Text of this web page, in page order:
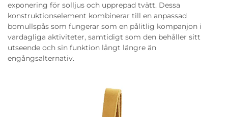
exponering för solljus och upprepad tvätt. Dessa
konstruktionselement kombinerar till en anpassad
bomullspås som fungerar som en pålitlig kompanjon i
vardagliga aktiviteter, samtidigt som den behåller sitt
utseende och sin funktion långt längre än
engångsalternativ.